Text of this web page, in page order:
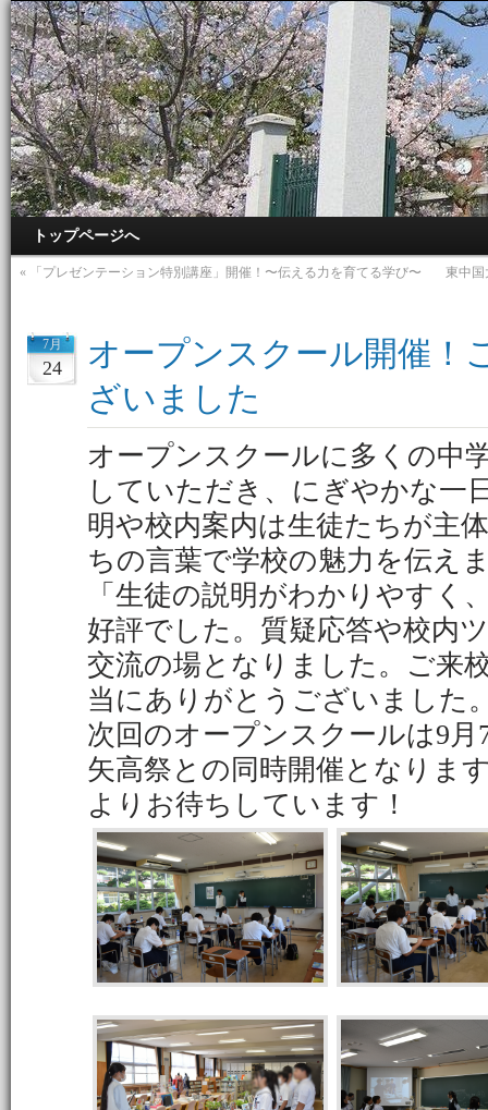
トップページへ
« 「プレゼンテーション特別講座」開催！〜伝える力を育てる学び〜 東中
7月
24
オープンスクール開催！
ざいました
オープンスクールに多くの中
していただき、にぎやかな一
明や校内案内は生徒たちが主
ちの言葉で学校の魅力を伝え
「生徒の説明がわかりやすく
好評でした。質疑応答や校内
交流の場となりました。ご来
当にありがとうございました
次回のオープンスクールは9
矢高祭との同時開催となりま
よりお待ちしています！